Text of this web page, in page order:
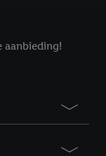
aanbieding!